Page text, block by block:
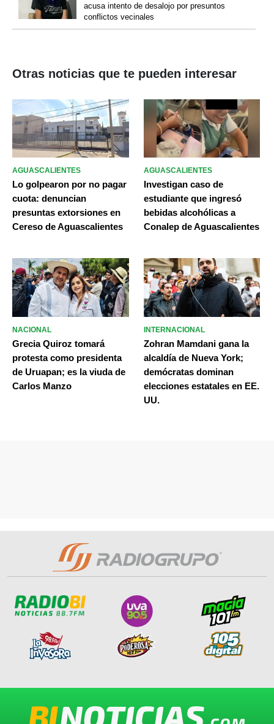
acusa intento de desalojo por presuntos
conflictos vecinales
Otras noticias que te pueden interesar
AGUASCALIENTES
Lo golpearon por no pagar
cuota: denuncian
presuntas extorsiones en
Cereso de Aguascalientes
AGUASCALIENTES
Investigan caso de
estudiante que ingresó
bebidas alcohólicas a
Conalep de Aguascalientes
NACIONAL
Grecia Quiroz tomará
protesta como presidenta
de Uruapan; es la viuda de
Carlos Manzo
INTERNACIONAL
Zohran Mamdani gana la
alcaldía de Nueva York;
demócratas dominan
elecciones estatales en EE.
UU.